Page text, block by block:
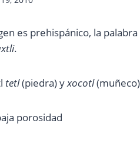
es prehispánico, la
.
tetl(piedra) yxocotl
porosidad